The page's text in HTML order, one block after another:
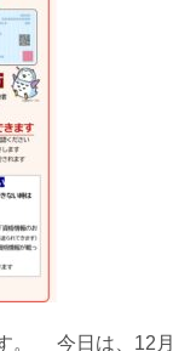
。 今日は、12月